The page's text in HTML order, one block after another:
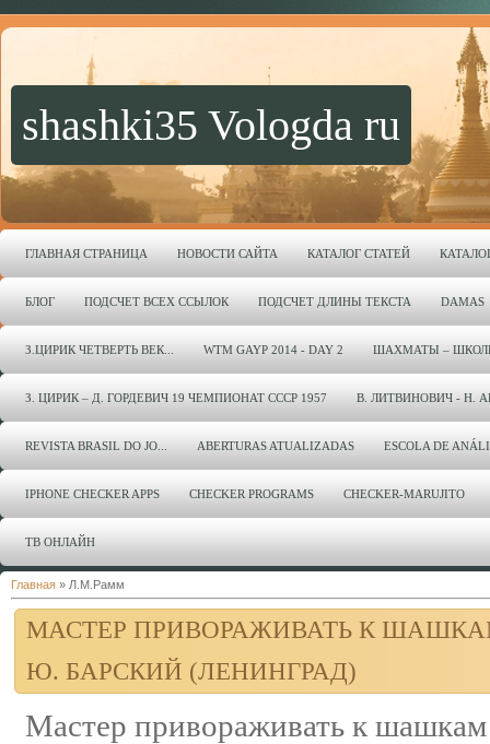
shashki35 Vologda ru
ГЛАВНАЯ СТРАНИЦА НОВОСТИ САЙТА КАТАЛОГ СТАТЕЙ
БЛОГ ПОДСЧЕТ ВСЕХ ССЫЛОК ПОДСЧЕТ ДЛИНЫ ТЕКСТА DAMAS
З.ЦИРИК ЧЕТВЕРТЬ ВЕК... WTM GAYP 2014 - DAY 2 ШАХМАТЫ –
З. ЦИРИК – Д. ГОРДЕВИЧ 19 ЧЕМПИОНАТ СССР 1957 В. ЛИТВИНОВИЧ - Н.
REVISTA BRASIL DO JO... ABERTURAS ATUALIZADAS ESCOLA DE
IPHONE CHECKER APPS CHECKER PROGRAMS CHECKER-MARUJITO
ТВ ОНЛАЙН
Главная » Л.М.Рамм
МАСТЕР ПРИВОРАЖИВАТЬ К
Ю. БАРСКИЙ (ЛЕНИНГРАД)
Мастер привораживать к шашкам